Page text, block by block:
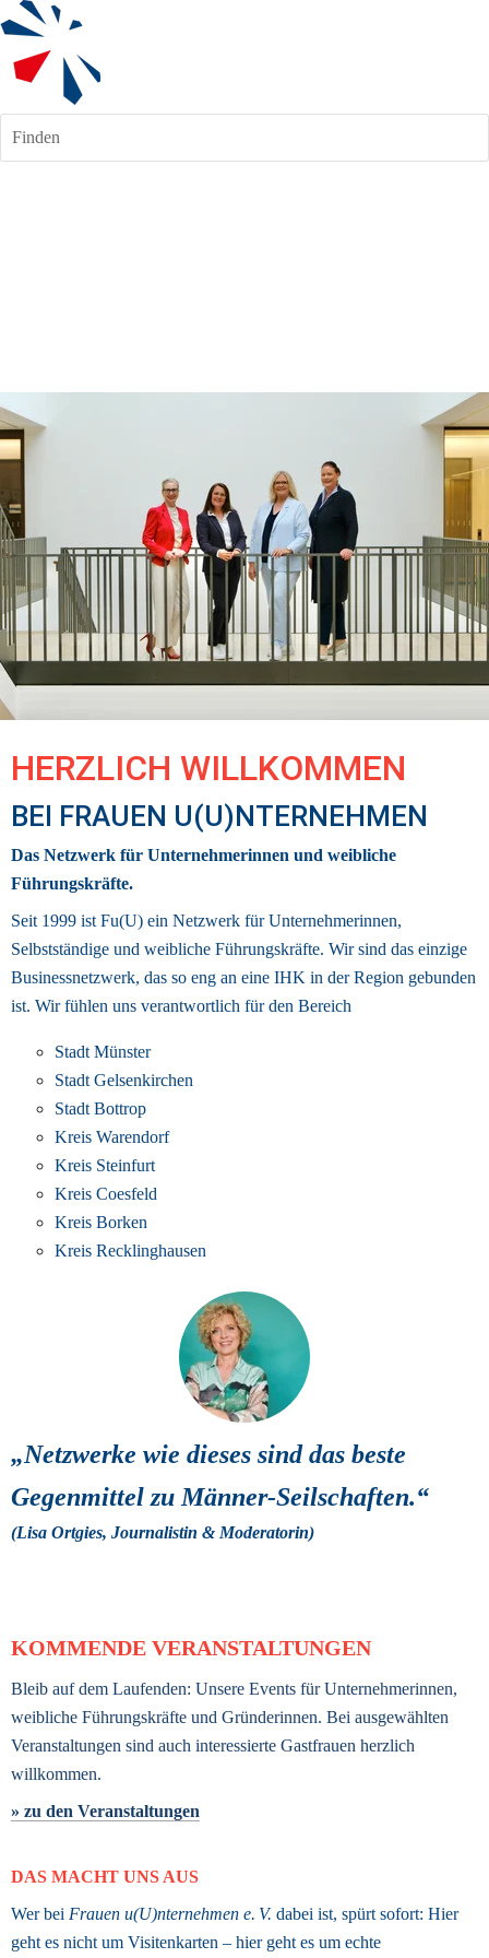
Finden
HERZLICH WILLKOMMEN
BEI FRAUEN U(U)NTERNEHMEN
Das Netzwerk für Unternehmerinnen und weibliche
Führungskräfte.
Seit 1999 ist Fu(U) ein Netzwerk für Unternehmerinnen,
Businessnetzwerk, das so eng an eine IHK in der Region gebunden
ist. Wir fühlen uns verantwortlich für den Bereich
Stadt Münster
Stadt Gelsenkirchen
Stadt Bottrop
Kreis Warendorf
Kreis Steinfurt
Kreis Coesfeld
Kreis Borken
Kreis Recklinghausen
„Netzwerke wie dieses sind das beste
Gegenmittel zu Männer-Seilschaften.“
(Lisa Ortgies, Journalistin & Moderatorin)
KOMMENDE VERANSTALTUNGEN
Bleib auf dem Laufenden: Unsere Events für Unternehmerinnen,
weibliche Führungskräfte und Gründerinnen. Bei ausgewählten
Veranstaltungen sind auch interessierte Gastfrauen herzlich
willkommen.
» zu den Veranstaltungen
DAS MACHT UNS AUS
Wer bei Frauen u(U)nternehmen e. V. dabei ist, spürt sofort: Hier
geht es nicht um Visitenkarten – hier geht es um echte